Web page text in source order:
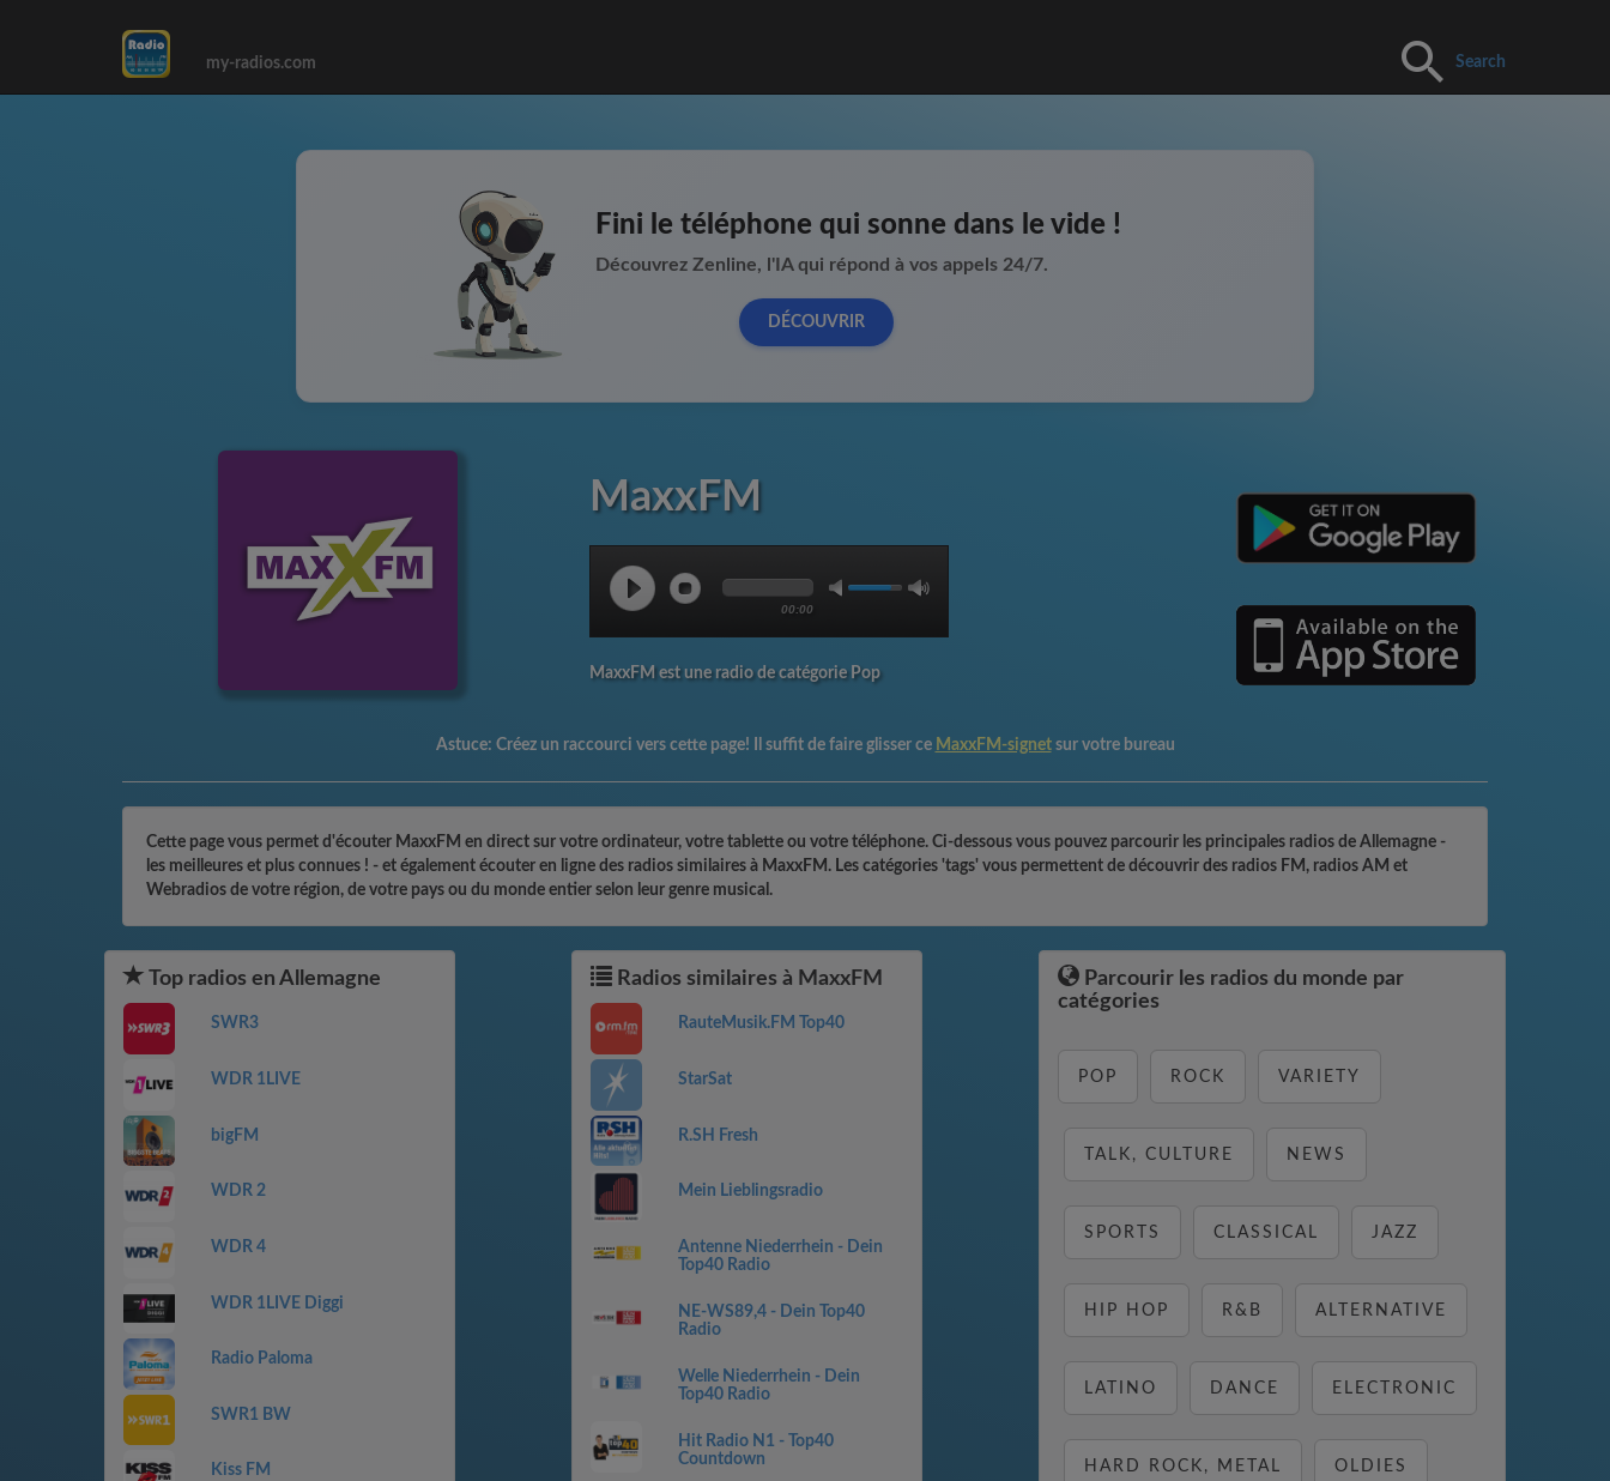
my-radios.com Search
Fini le téléphone qui sonne dans le vide !
Découvrez Zenline, l'IA qui répond à vos appels 24/7.
DÉCOUVRIR
MaxxFM
00:00
MaxxFM est une radio de catégorie Pop
Astuce: Créez un raccourci vers cette page! Il suffit de faire glisser ce MaxxFM-signet sur votre bureau
Cette page vous permet d'écouter MaxxFM en direct sur votre ordinateur, votre tablette ou votre téléphone. Ci-dessous vous pouvez parcourir les principales radios de Allemagne -
les meilleures et plus connues ! - et également écouter en ligne des radios similaires à MaxxFM. Les catégories 'tags' vous permettent de découvrir des radios FM, radios AM et
Webradios de votre région, de votre pays ou du monde entier selon leur genre musical.
Top radios en Allemagne
SWR3
WDR 1LIVE
bigFM
WDR 2
WDR 4
WDR 1LIVE Diggi
Radio Paloma
SWR1 BW
Kiss FM
Radios similaires à MaxxFM
RauteMusik.FM Top40
StarSat
R.SH Fresh
Mein Lieblingsradio
Antenne Niederrhein - Dein
Top40 Radio
NE-WS89,4 - Dein Top40
Radio
Welle Niederrhein - Dein
Top40 Radio
Hit Radio N1 - Top40
Countdown
Parcourir les radios du monde par
catégories
POP ROCK VARIETY
TALK, CULTURE NEWS
SPORTS CLASSICAL JAZZ
HIP HOP R&B ALTERNATIVE
LATINO DANCE ELECTRONIC
HARD ROCK, METAL OLDIES